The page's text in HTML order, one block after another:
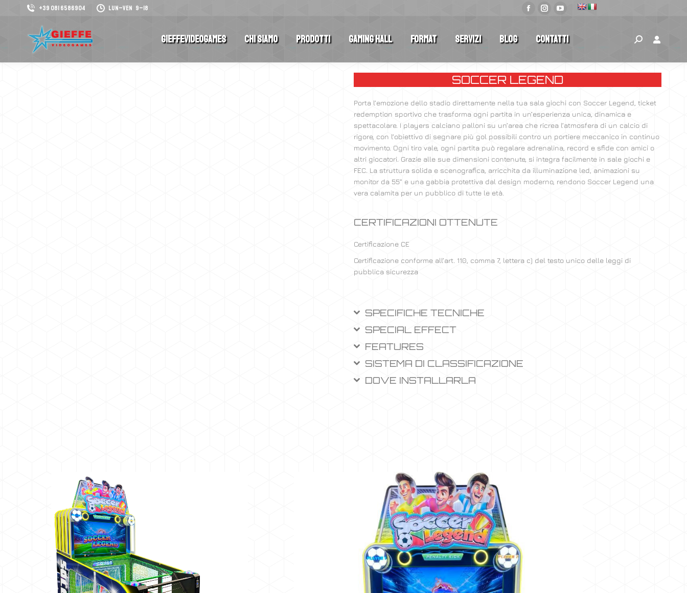
+39 081 6586904 Lun–Ven 9–18
GieffeVideogames Chi Siamo Prodotti Gaming Hall Format Servizi Blog Contatti
SOCCER LEGEND
Porta l’emozione dello stadio direttamente nella tua sala giochi con Soccer Legend, ticket
redemption sportivo che trasforma ogni partita in un’esperienza unica, dinamica e
spettacolare. I players calciano palloni su un’area che ricrea l’atmosfera di un calcio di
rigore, con l’obiettivo di segnare più gol possibili contro un portiere meccanico in continuo
movimento. Ogni tiro vale, ogni partita può regalare adrenalina, record e sfide con amici o
altri giocatori. Grazie alle sue dimensioni contenute, si integra facilmente in sale giochi e
FEC. La struttura solida e scenografica, arricchita da illuminazione led, animazioni su
monitor da 55” e una gabbia protettiva dal design moderno, rendono Soccer Legend una
vera calamita per un pubblico di tutte le età.
CERTIFICAZIONI OTTENUTE
Certificazione CE
Certificazione conforme all’art. 110, comma 7, lettera c) del testo unico delle leggi di
pubblica sicurezza
SPECIFICHE TECNICHE
SPECIAL EFFECT
FEATURES
SISTEMA DI CLASSIFICAZIONE
DOVE INSTALLARLA